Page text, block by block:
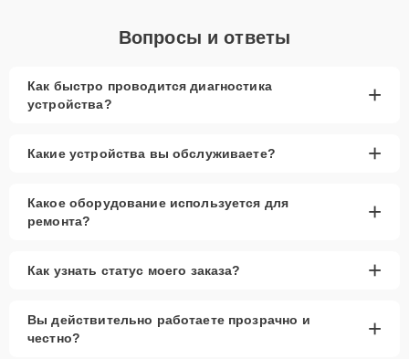
Вопросы и ответы
Как быстро проводится диагностика
устройства?
+
Какие устройства вы обслуживаете? +
Какое оборудование используется для
ремонта?
+
Как узнать статус моего заказа? +
Вы действительно работаете прозрачно и
честно?
+